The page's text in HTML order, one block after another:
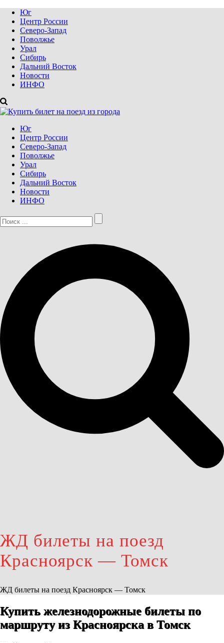
Юг
Центр России
Северо-Запад
Поволжье
Урал
Сибирь
Дальний Восток
Новости
ИНФО
Юг
Центр России
Северо-Запад
Поволжье
Урал
Сибирь
Дальний Восток
Новости
ИНФО
ЖД билеты на поезд
Красноярск — Томск
ЖД билеты на поезд Красноярск — Томск
Купить железнодорожные билеты по
маршруту из Красноярска в Томск